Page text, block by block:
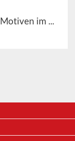
im ...